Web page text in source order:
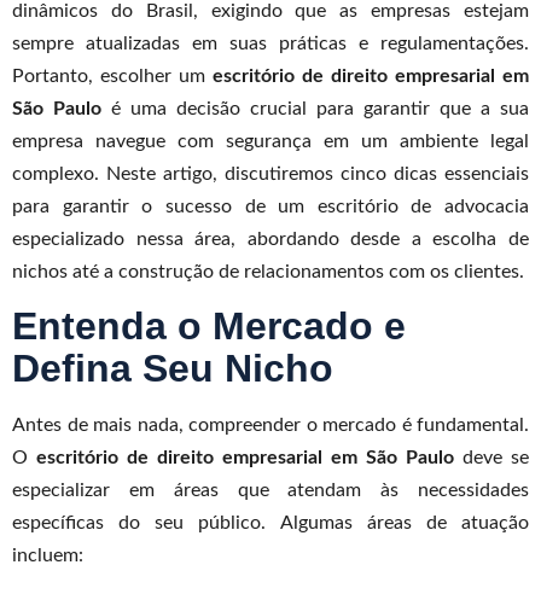
dinâmicos do Brasil, exigindo que as empresas estejam
sempre atualizadas em suas práticas e regulamentações.
Portanto, escolher um escritório de direito empresarial em
São Paulo é uma decisão crucial para garantir que a sua
empresa navegue com segurança em um ambiente legal
complexo. Neste artigo, discutiremos cinco dicas essenciais
para garantir o sucesso de um escritório de advocacia
especializado nessa área, abordando desde a escolha de
nichos até a construção de relacionamentos com os clientes.
Entenda o Mercado e
Defina Seu Nicho
Antes de mais nada, compreender o mercado é fundamental.
O escritório de direito empresarial em São Paulo deve se
especializar em áreas que atendam às necessidades
específicas do seu público. Algumas áreas de atuação
incluem: